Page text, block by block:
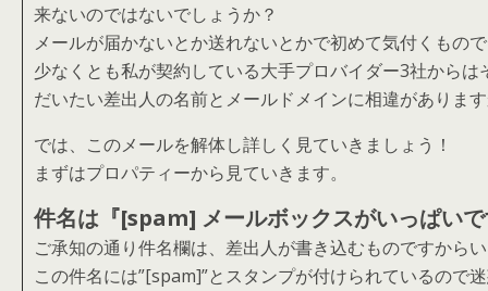
来ないのではないでしょうか？
メールが届かないとか送れないとかで初めて気付くもので
少なくとも私が契約している大手プロバイダー3社から
だいたい差出人の名前とメールドメインに相違がありま
では、このメールを解体し詳しく見ていきましょう！
まずはプロパティーから見ていきます。
件名は『[spam] メールボックスがいっぱい
ご承知の通り件名欄は、差出人が書き込むものですから
この件名には”[spam]”とスタンプが付けられているので